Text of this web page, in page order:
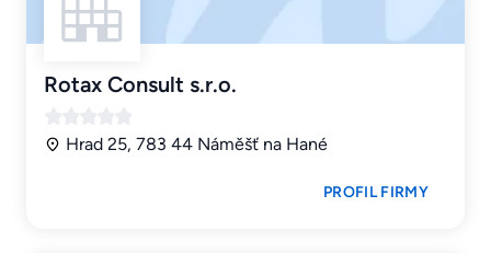
Rotax Consult s.r.o.
Hrad 25, 783 44 Náměšť na Hané
PROFIL FIRMY